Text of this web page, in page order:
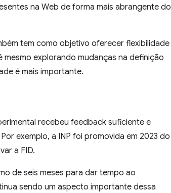
na Web de forma mais abrangente do
tem como objetivo oferecer flexibilidade
explorando mudanças na definição
é mais importante.
recebeu feedback suficiente e
exemplo, a INP foi promovida em 2023 do
a FID.
de seis meses para dar tempo ao
sendo um aspecto importante dessa